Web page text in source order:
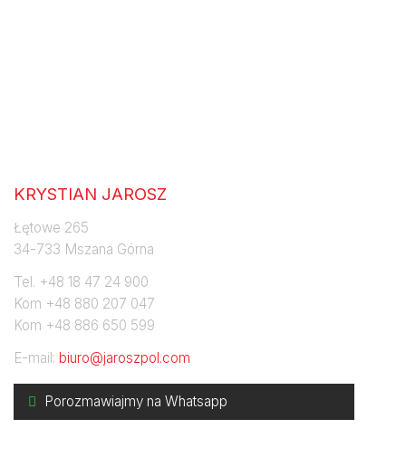
KRYSTIAN JAROSZ
Łętowe 265
34-733 Mszana Górna
Tel. +48 18 47 24 900
Kom +48 880 207 047
Kom +48 886 650 599
E-mail: biuro@jaroszpol.com
Porozmawiajmy na Whatsapp